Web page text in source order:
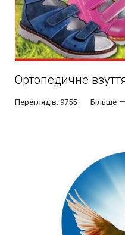
Ортопедичне
Переглядів: 9755 Більше